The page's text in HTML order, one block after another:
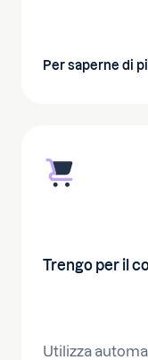
Per saperne di
Trengo per il
Utilizza